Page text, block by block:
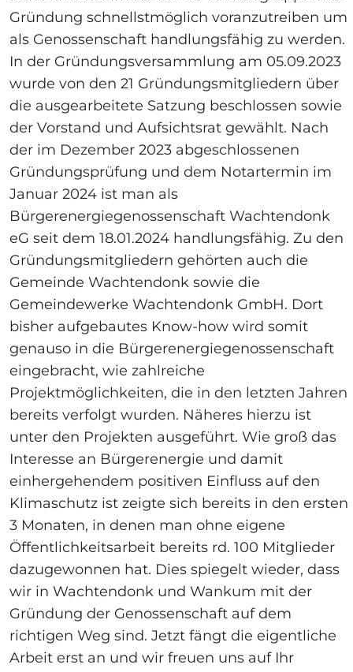
Gründung schnellstmöglich voranzutreiben um
als Genossenschaft handlungsfähig zu werden.
In der Gründungsversammlung am 05.09.2023
wurde von den 21 Gründungsmitgliedern über
die ausgearbeitete Satzung beschlossen sowie
der Vorstand und Aufsichtsrat gewählt. Nach
der im Dezember 2023 abgeschlossenen
Gründungsprüfung und dem Notartermin im
Januar 2024 ist man als
Bürgerenergiegenossenschaft Wachtendonk
eG seit dem 18.01.2024 handlungsfähig. Zu den
Gründungsmitgliedern gehörten auch die
Gemeinde Wachtendonk sowie die
Gemeindewerke Wachtendonk GmbH. Dort
bisher aufgebautes Know-how wird somit
genauso in die Bürgerenergiegenossenschaft
eingebracht, wie zahlreiche
Projektmöglichkeiten, die in den letzten Jahren
bereits verfolgt wurden. Näheres hierzu ist
unter den Projekten ausgeführt. Wie groß das
Interesse an Bürgerenergie und damit
einhergehendem positiven Einfluss auf den
Klimaschutz ist zeigte sich bereits in den ersten
3 Monaten, in denen man ohne eigene
Öffentlichkeitsarbeit bereits rd. 100 Mitglieder
dazugewonnen hat. Dies spiegelt wieder, dass
wir in Wachtendonk und Wankum mit der
Gründung der Genossenschaft auf dem
richtigen Weg sind. Jetzt fängt die eigentliche
Arbeit erst an und wir freuen uns auf Ihr